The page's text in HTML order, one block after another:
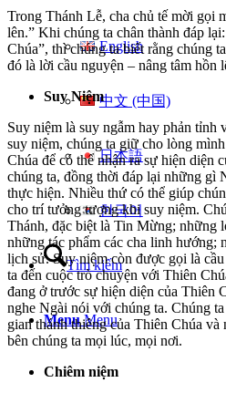
English
中文 (中国)
日本語
한국어
Tìm kiếm
Menu Menu
Trong Thánh Lễ, cha chủ tế mời gọi
lên.” Khi chúng ta chân thành đáp
Chúa”, thì chúng ta biết rằng chúng
đó là lời cầu nguyện – nâng tâm hồn
Suy Niệm
Suy niệm là suy ngẫm hay phản tỉnh
suy niệm, chúng ta giữ cho lòng
Chúa để có thể nhận ra sự hiện diện
chúng ta, đồng thời đáp lại những gì
thực hiện. Nhiều thứ có thể giúp
cho trí tưởng tượng khi suy niệm.
Thánh, đặc biệt là Tin Mừng; những
những tác phẩm các cha linh hướng;
lịch sử. Suy niệm còn được gọi là
ta đến cuộc trò chuyện với Thiên
đang ở trước sự hiện diện của Thiên
nghe Ngài nói với chúng ta. Chúng
gian thánh thiêng của Thiên Chúa
bên chúng ta mọi lúc, mọi nơi.
Chiêm niệm